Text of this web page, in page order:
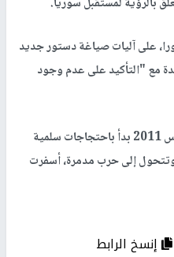
على آليات صياغة دستور جديد
مع "التأكيد على عدم وجود
وتشهد سوريا نزاعاً منذ منتصف مارس 2011 بدأ باحتجاجات سلمية
وتتحول إلى حرب مدمرة، أسفرت
إنسخ الرابط